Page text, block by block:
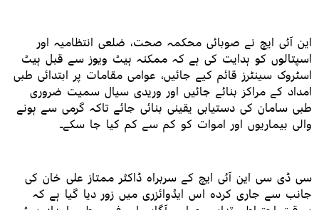
این آئی ایچ نے صوبائی محکمہ صحت، ضلعی انتظامیہ اور
اسپتالوں کو ہدایت کی ہے کہ ممکنہ ہیٹ ویوز سے قبل ہیٹ
اسٹروک سینٹرز قائم کیے جائیں، عوامی مقامات پر ابتدائی طبی
امداد کے مراکز بنائے جائیں اور وریدی سیال سمیت ضروری
طبی سامان کی دستیابی یقینی بنائی جائے تاکہ گرمی سے ہونے
والی بیماریوں اور اموات کو کم سے کم کیا جا سکے۔
سی ڈی سی این آئی ایچ کے سربراہ ڈاکٹر ممتاز علی خان کی
جانب سے جاری کردہ اس ایڈوائزری میں زور دیا گیا ہے کہ